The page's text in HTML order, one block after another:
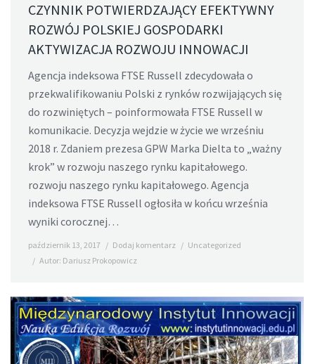
CZYNNIK POTWIERDZAJĄCY EFEKTYWNY
ROZWÓJ POLSKIEJ GOSPODARKI
AKTYWIZACJA ROZWOJU INNOWACJI
Agencja indeksowa FTSE Russell zdecydowała o
przekwalifikowaniu Polski z rynków rozwijających się
do rozwiniętych – poinformowała FTSE Russell w
komunikacie. Decyzja wejdzie w życie we wrześniu
2018 r. Zdaniem prezesa GPW Marka Dielta to „ważny
krok” w rozwoju naszego rynku kapitałowego.
rozwoju naszego rynku kapitałowego. Agencja
indeksowa FTSE Russell ogłosiła w końcu września
wyniki corocznej…
październik 13, 2017 Dodaj komentarz
Uncategorized
Autor: Dariusz Prokopowicz